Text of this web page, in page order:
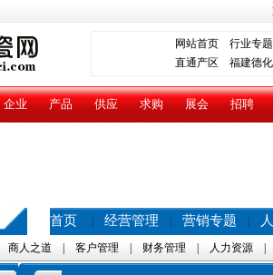
网站首页
行业专题
直通产区 福建德化
企业 产品 供应 求购 展会 招聘
首页 经营管理 营销专题
商人之道 客户管理 财务管理 人力资源